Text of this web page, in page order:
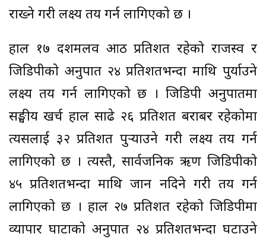
राख्ने गरी लक्ष्य तय गर्न लागिएको छ ।
हाल १७ दशमलव आठ प्रतिशत रहेको राजस्व र
जिडिपीको अनुपात २४ प्रतिशतभन्दा माथि पुर्याउने
लक्ष्य तय गर्न लागिएको छ । जिडिपी अनुपातमा
सङ्घीय खर्च हाल साढे २६ प्रतिशत बराबर रहेकोमा
त्यसलाई ३२ प्रतिशत पुर्‍याउने गरी लक्ष्य तय गर्न
लागिएको छ । त्यस्तै, सार्वजनिक ऋण जिडिपीको
४५ प्रतिशतभन्दा माथि जान नदिने गरी तय गर्न
लागिएको छ । हाल २७ प्रतिशत रहेको जिडिपीमा
व्यापार घाटाको अनुपात २४ प्रतिशतभन्दा घटाउने